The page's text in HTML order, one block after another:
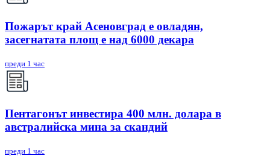
Пожарът край Асеновград е овладян,
засегнатата площ е над 6000 декара
преди 1 час
Пентагонът инвестира 400 млн. долара в
австралийска мина за скандий
преди 1 час